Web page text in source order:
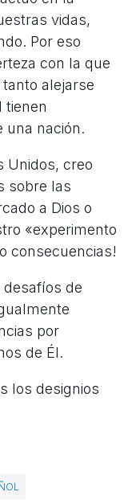
vidas,
Por eso
con la que
alejarse
tienen
una nación.
Unidos, creo
sobre las
a Dios o
«experimento
consecuencias!
de
por
de Él.
los designios